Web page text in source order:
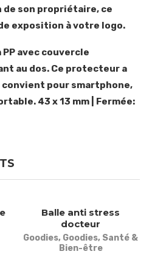
de son propriétaire, ce
exposition à votre logo.
avec couvercle
au dos. Ce protecteur a
pour smartphone,
43 x 13 mm | Fermée:
Balle anti stress
docteur
Goodies, Goodies, Santé &
Bien-être